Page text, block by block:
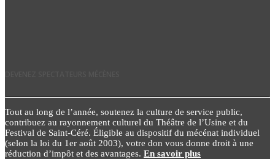
Tout au long de l’année, soutenez la culture de service public,
contribuez au rayonnement culturel du Théâtre de l’Usine et du
Festival de Saint-Céré. Éligible au dispositif du mécénat individuel
(selon la loi du 1er août 2003), votre don vous donne droit à une
réduction d’impôt et des avantages. En savoir plus